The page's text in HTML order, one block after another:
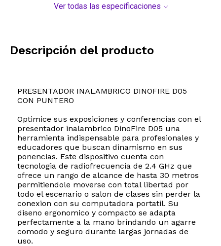
Ver todas las especificaciones
Descripción del producto
PRESENTADOR INALAMBRICO DINOFIRE D05
CON PUNTERO
Optimice sus exposiciones y conferencias con el
presentador inalambrico DinoFire D05 una
herramienta indispensable para profesionales y
educadores que buscan dinamismo en sus
ponencias. Este dispositivo cuenta con
tecnologia de radiofrecuencia de 2.4 GHz que
ofrece un rango de alcance de hasta 30 metros
permitiendole moverse con total libertad por
todo el escenario o salon de clases sin perder la
conexion con su computadora portatil. Su
diseno ergonomico y compacto se adapta
perfectamente a la mano brindando un agarre
comodo y seguro durante largas jornadas de
uso.